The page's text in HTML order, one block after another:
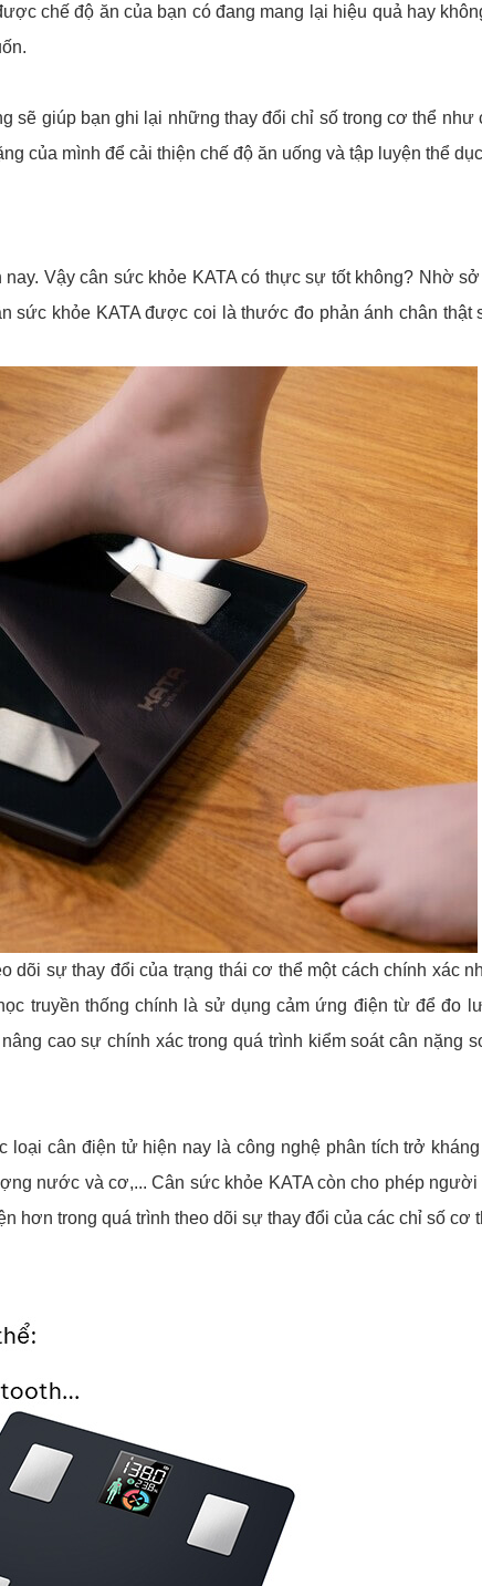
chế độ ăn của bạn có đang mang lại hiệu quả hay
sẽ giúp bạn ghi lại những thay đổi chỉ số trong cơ thể như
của mình để cải thiện chế độ ăn uống và tập luyện thể
Vậy cân sức khỏe KATA có thực sự tốt không? Nhờ
sức khỏe KATA được coi là thước đo phản ánh chân thật
dõi sự thay đổi của trạng thái cơ thể một cách chính xác
truyền thống chính là sử dụng cảm ứng điện từ để đo
cao sự chính xác trong quá trình kiểm soát cân nặng
loại cân điện tử hiện nay là công nghệ phân tích trở
nước và cơ,... Cân sức khỏe KATA còn cho phép người
hơn trong quá trình theo dõi sự thay đổi của các chỉ số cơ